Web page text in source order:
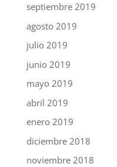
septiembre 2019
agosto 2019
julio 2019
junio 2019
mayo 2019
abril 2019
enero 2019
diciembre 2018
noviembre 2018